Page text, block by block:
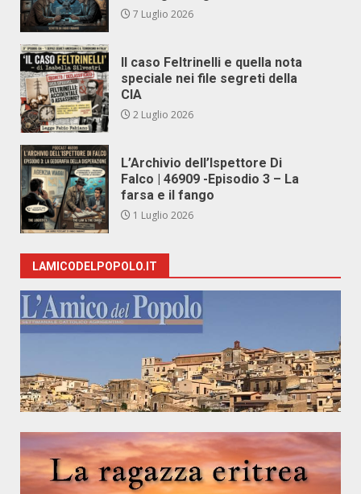
7 Luglio 2026
Il caso Feltrinelli e quella nota
speciale nei file segreti della
CIA
2 Luglio 2026
L’Archivio dell’Ispettore Di
Falco | 46909 -Episodio 3 – La
farsa e il fango
1 Luglio 2026
LAMICODELPOPOLO.IT